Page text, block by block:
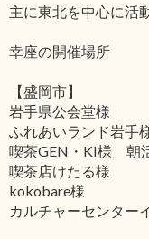
主に東北を中心に活
幸座の開催場所
【盛岡市】
岩手県公会堂様
ふれあいランド岩手
喫茶GEN・KI様 朝
喫茶店けたる様
kokobare様
カルチャーセンター